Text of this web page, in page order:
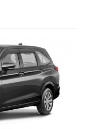
yang ditampilkan
Tidak semua fitur
dan jelasnya, silahkan
disini.